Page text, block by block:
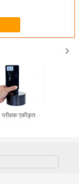
पोर्टेबल लीब कठोरता
परीक्षक एकीकृत